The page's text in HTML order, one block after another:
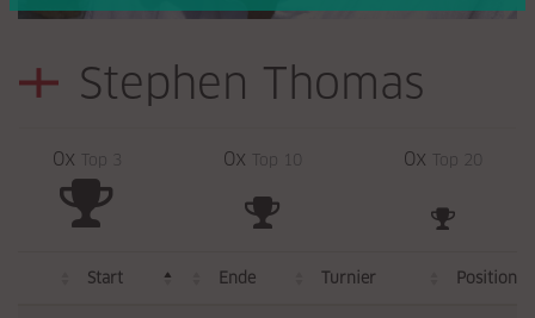
Stephen Thomas
0x Top 3 0x Top 10 0x Top 20
Start Ende Turnier Position